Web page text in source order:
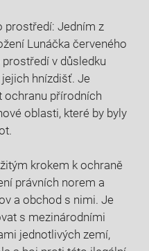
prostředí: Jedním z
Lunáčka červeného
v důsledku
hnízdišť. Je
ochranu přírodních
oblasti, které by byly
krokem k ochraně
právních norem a
a obchod s nimi. Je
s mezinárodními
jednotlivých zemí,